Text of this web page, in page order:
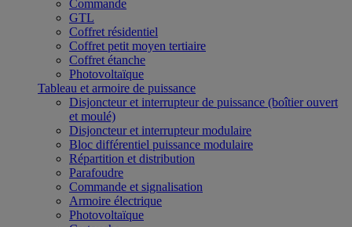
Commande
GTL
Coffret résidentiel
Coffret petit moyen tertiaire
Coffret étanche
Photovoltaïque
Tableau et armoire de puissance
Disjoncteur et interrupteur de puissance (boîtier ouvert
et moulé)
Disjoncteur et interrupteur modulaire
Bloc différentiel puissance modulaire
Répartition et distribution
Parafoudre
Commande et signalisation
Armoire électrique
Photovoltaïque